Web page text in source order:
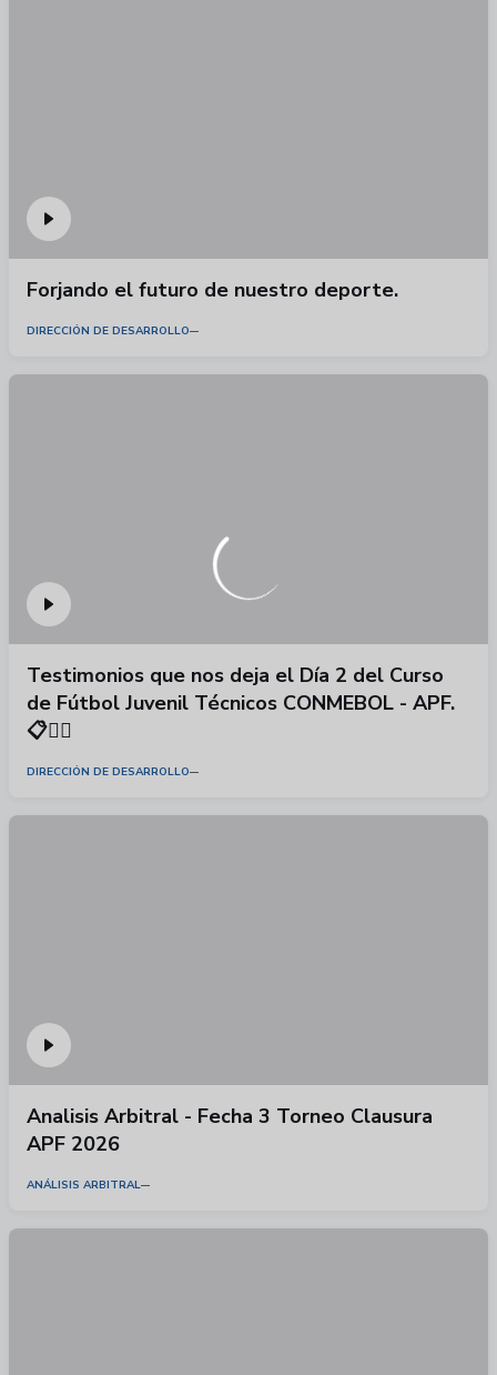
Forjando el futuro de nuestro deporte.
DIRECCIÓN DE DESARROLLO
Testimonios que nos deja el Día 2 del Curso
de Fútbol Juvenil Técnicos CONMEBOL - APF.
📋🏃‍♂️
DIRECCIÓN DE DESARROLLO
Analisis Arbitral - Fecha 3 Torneo Clausura
APF 2026
ANÁLISIS ARBITRAL